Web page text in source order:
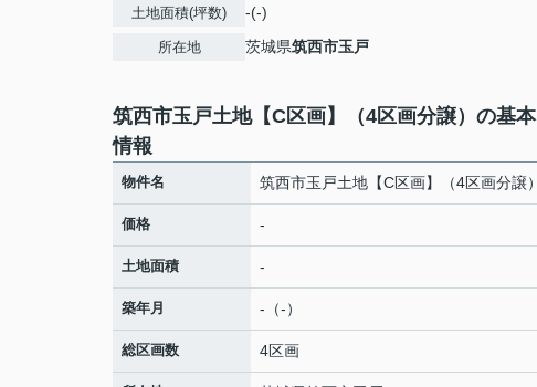
土地面積(坪数) -(-)
所在地 茨城県筑西市玉戸
筑西市玉戸土地【C区画】（4区画分譲）の基本
情報
物件名 筑西市玉戸土地【C区画】（4区画分譲）
価格 -
土地面積 -
築年月 -（-）
総区画数 4区画